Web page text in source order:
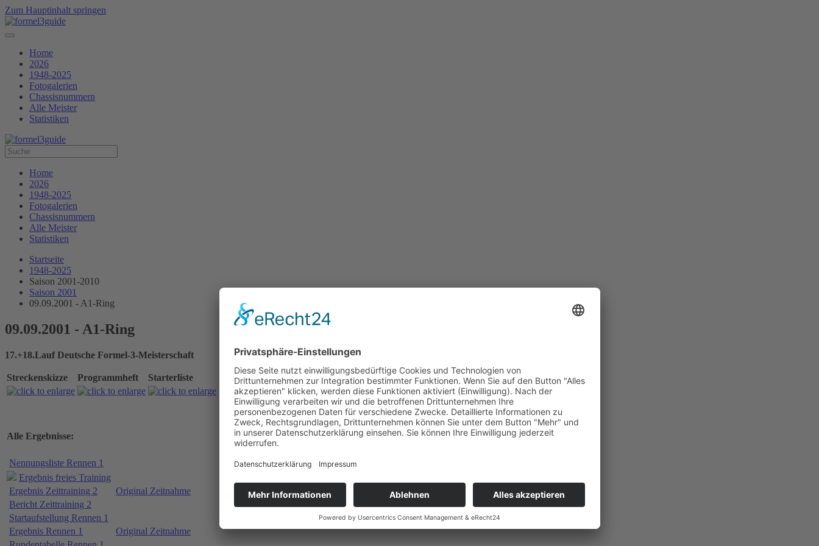
Zum Hauptinhalt springen
Home
2026
1948-2025
Fotogalerien
Chassisnummern
Alle Meister
Statistiken
Home
2026
1948-2025
Fotogalerien
Chassisnummern
Alle Meister
Statistiken
Startseite
1948-2025
Saison 2001-2010
Saison 2001
09.09.2001 - A1-Ring
09.09.2001 - A1-Ring
17.+18.Lauf Deutsche Formel-3-Meisterschaft
Streckenskizze Programmheft Starterliste
Alle Ergebnisse:
Nennungsliste Rennen 1
Ergebnis freies Training
Ergebnis Zeittraining 2
Original Zeitnahme
Bericht Zeittraining 2
Startaufstellung Rennen 1
Ergebnis Rennen 1
Original Zeitnahme